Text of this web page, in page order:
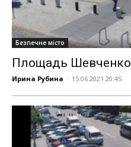
Безпечне місто
Площадь Шевченко
Ирина Рубина - 15.06.2021 20:45